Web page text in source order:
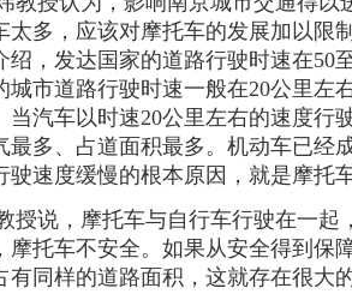
太多，应该对摩托车的发展加以限
绍，发达国家的道路行驶时速在50
城市道路行驶时速一般在20公里左
当汽车以时速20公里左右的速度行
最多、占道面积最多。机动车已经
驶速度缓慢的根本原因，就是摩托
授说，摩托车与自行车行驶在一起
摩托车不安全。如果从安全得到保
有同样的道路面积，这就存在很大